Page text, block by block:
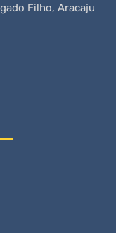
Filho, Aracaju